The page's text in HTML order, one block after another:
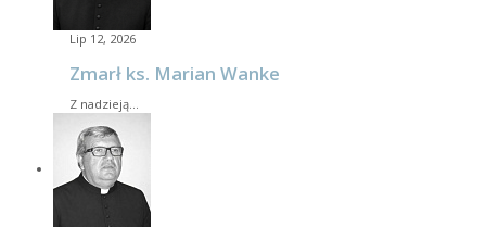
Lip 12, 2026
Zmarł ks. Marian Wanke
Z nadzieją…